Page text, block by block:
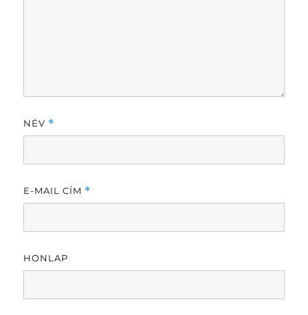
NÉV *
E-MAIL CÍM *
HONLAP